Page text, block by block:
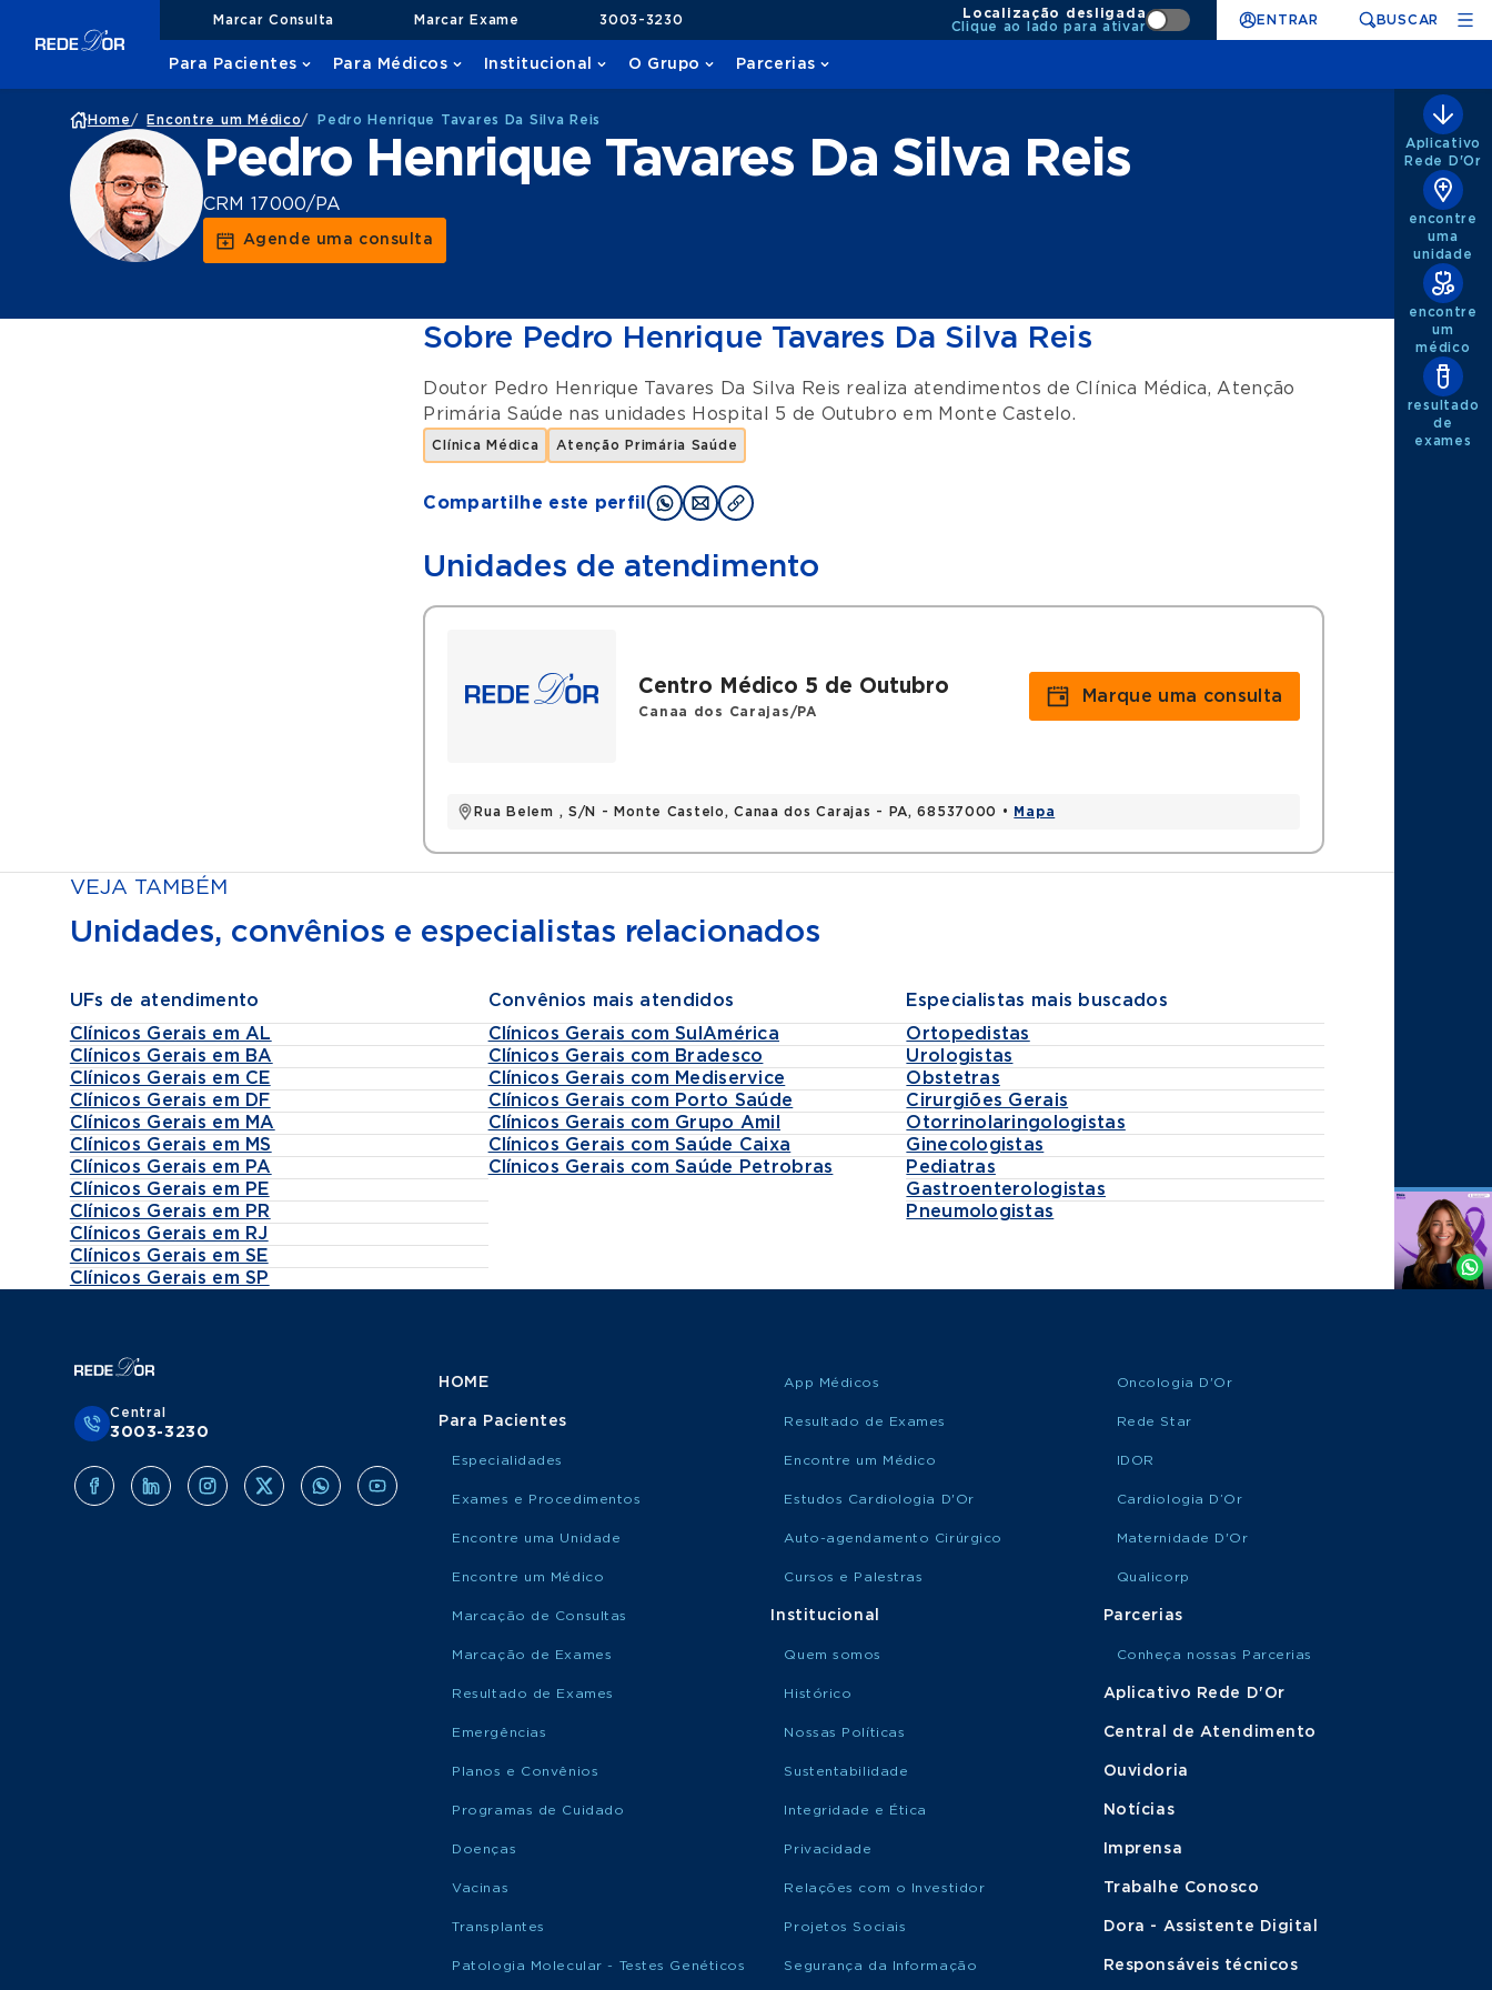
Marcar Consulta Marcar Exame 3003-3230
Localização desligada
Clique ao lado para ativar
ENTRAR BUSCAR
Para Pacientes Para Médicos Institucional O Grupo Parcerias
Home / Encontre um Médico/ Pedro Henrique Tavares Da Silva Reis
Pedro Henrique Tavares Da Silva Reis
CRM 17000/PA
Agende uma consulta
Sobre Pedro Henrique Tavares Da Silva Reis
Doutor Pedro Henrique Tavares Da Silva Reis realiza atendimentos deClínica Médica, Atenção
Primária Saúde nas unidades Hospital 5 de Outubro em Monte Castelo.
Clínica Médica Atenção Primária Saúde
Compartilhe este perfil
Unidades de atendimento
Centro Médico 5 de Outubro
Canaa dos Carajas/PA
Rua Belem , S/N - Monte Castelo, Canaa dos Carajas - PA, 68537000 • Mapa
Marque uma consulta
VEJA TAMBÉM
Unidades, convênios e especialistas relacionados
UFs de atendimento
Clínicos Gerais em AL
Clínicos Gerais em BA
Clínicos Gerais em CE
Clínicos Gerais em DF
Clínicos Gerais em MA
Clínicos Gerais em MS
Clínicos Gerais em PA
Clínicos Gerais em PE
Clínicos Gerais em PR
Clínicos Gerais em RJ
Clínicos Gerais em SE
Clínicos Gerais em SP
Convênios mais atendidos
Clínicos Gerais com SulAmérica
Clínicos Gerais com Bradesco
Clínicos Gerais com Mediservice
Clínicos Gerais com Porto Saúde
Clínicos Gerais com Grupo Amil
Clínicos Gerais com Saúde Caixa
Clínicos Gerais com Saúde Petrobras
Especialistas mais buscados
Ortopedistas
Urologistas
Obstetras
Cirurgiões Gerais
Otorrinolaringologistas
Ginecologistas
Pediatras
Gastroenterologistas
Pneumologistas
Aplicativo
Rede D'Or
encontre
uma
unidade
encontre
um
médico
resultado
de
exames
Agende
Whatsapp
Central
3003-3230
HOME
Para Pacientes
Especialidades
Exames e Procedimentos
Encontre uma Unidade
Encontre um Médico
Marcação de Consultas
Marcação de Exames
Resultado de Exames
Emergências
Planos e Convênios
Programas de Cuidado
Doenças
Vacinas
Transplantes
Patologia Molecular - Testes Genéticos
App Médicos
Resultado de Exames
Encontre um Médico
Estudos Cardiologia D'Or
Auto-agendamento Cirúrgico
Cursos e Palestras
Institucional
Quem somos
Histórico
Nossas Políticas
Sustentabilidade
Integridade e Ética
Privacidade
Relações com o Investidor
Projetos Sociais
Segurança da Informação
Oncologia D'Or
Rede Star
IDOR
Cardiologia D’Or
Maternidade D'Or
Qualicorp
Parcerias
Conheça nossas Parcerias
Aplicativo Rede D'Or
Central de Atendimento
Ouvidoria
Notícias
Imprensa
Trabalhe Conosco
Dora - Assistente Digital
Responsáveis técnicos